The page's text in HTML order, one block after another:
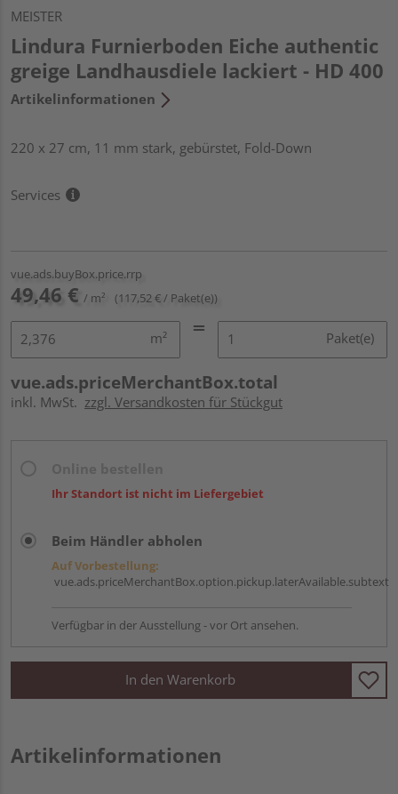
MEISTER
Lindura Furnierboden Eiche authentic
greige Landhausdiele lackiert - HD 400
Artikelinformationen
220 x 27 cm, 11 mm stark, gebürstet, Fold-Down
Services
vue.ads.buyBox.price.rrp
49,46 € / m² (117,52 € / Paket(e))
m² Paket(e)
vue.ads.priceMerchantBox.total
inkl. MwSt. zzgl. Versandkosten für Stückgut
Ihr Standort ist nicht im Liefergebiet
Beim Händler abholen
Auf Vorbestellung:
vue.ads.priceMerchantBox.option.pickup.laterAvailable.subtext
Verfügbar in der Ausstellung - vor Ort ansehen.
In den Warenkorb
Artikelinformationen